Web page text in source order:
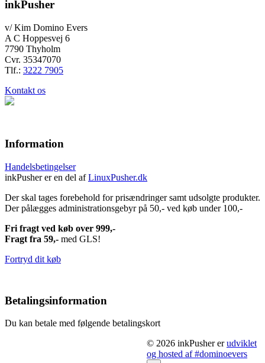
inkPusher
v/ Kim Domino Evers
A C Hoppesvej 6
7790 Thyholm
Cvr. 35347070
Tlf.: 3222 7905
Kontakt os
Information
Handelsbetingelser
inkPusher er en del afLinuxPusher.dk
Der skal tages forebehold for prisændringer samt udsolgte produkter.
Der pålægges administrationsgebyr på 50,- ved køb under 100,-
Fri fragt ved køb over 999,-
Fragt fra 59,- med GLS!
Fortryd dit køb
Betalingsinformation
Du kan betale med følgende betalingskort
© 2026 inkPusher erudviklet
og hosted af #dominoevers